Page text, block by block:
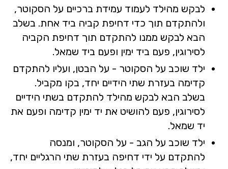
לבקש מהילד לעמוד עמידת ברכיים על הסקוטר,
ולהתקדם תוך כדי דחיפת קביה ביד אחת. בשלב
הבא לבקש ממנו להתקדם תוך דחיפת הקביה
לסירוגין, פעם ביד ימין ופעם ביד שמאל.
ילד שוכב על הסקוטר - על הבטן, ועליו להתקדם
קדימה בעזרת שתי הידיים יחד, בקו מקביל.
בשלב הבא לבקש מהילד להתקדם בשתי הידיים
לסירוגין, פעם להושיט את יד ימין קדימה ופעם את
יד שמאל.
ילד שוכב על הגב - על הסקוטר, ומנסה
להתקדם על ידי דחיפה בעזרת שתי הרגליים יחד,